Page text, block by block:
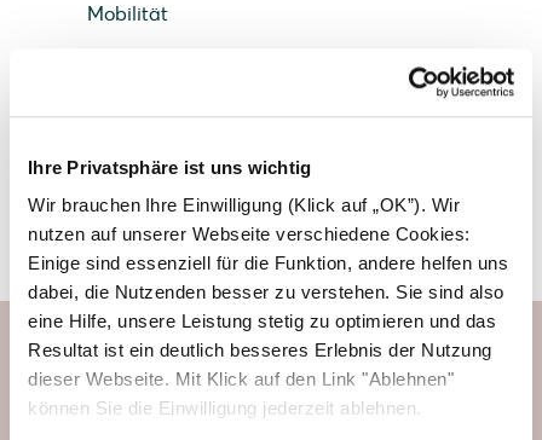
Ihre Privatsphäre ist uns wichtig
Wir brauchen Ihre Einwilligung (Klick auf „OK”). Wir
nutzen auf unserer Webseite verschiedene Cookies:
Einige sind essenziell für die Funktion, andere helfen uns
dabei, die Nutzenden besser zu verstehen. Sie sind also
eine Hilfe, unsere Leistung stetig zu optimieren und das
Resultat ist ein deutlich besseres Erlebnis der Nutzung
dieser Webseite. Mit Klick auf den Link "Ablehnen"
können Sie die Einwilligung jederzeit ablehnen.
Mobilität
Jetzt Partner werden und profitieren
Solarwatt Headquarter in Dresden
Photovoltaiksysteme direkt